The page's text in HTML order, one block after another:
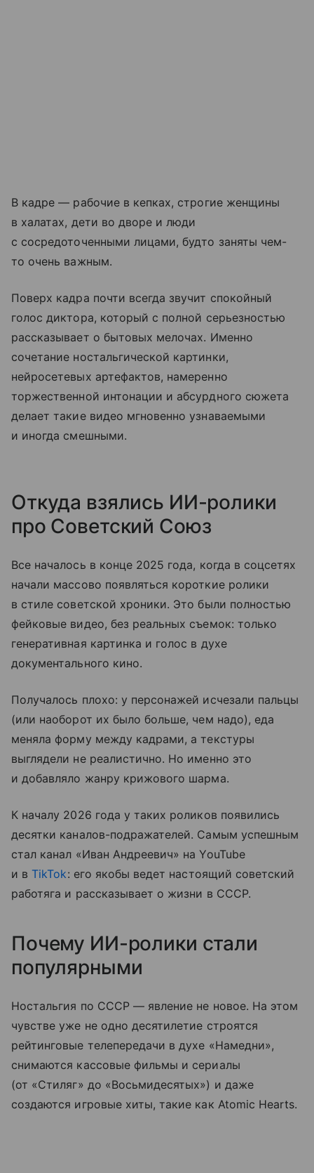
В кадре — рабочие в кепках, строгие женщины
в халатах, дети во дворе и люди
с сосредоточенными лицами, будто заняты чем-
то очень важным.
Поверх кадра почти всегда звучит спокойный
голос диктора, который с полной серьезностью
рассказывает о бытовых мелочах. Именно
сочетание ностальгической картинки,
нейросетевых артефактов, намеренно
торжественной интонации и абсурдного сюжета
делает такие видео мгновенно узнаваемыми
и иногда смешными.
Откуда взялись ИИ-ролики
про Советский Союз
Все началось в конце 2025 года, когда в соцсетях
начали массово появляться короткие ролики
в стиле советской хроники. Это были полностью
фейковые видео, без реальных съемок: только
генеративная картинка и голос в духе
документального кино.
Получалось плохо: у персонажей исчезали пальцы
(или наоборот их было больше, чем надо), еда
меняла форму между кадрами, а текстуры
выглядели не реалистично. Но именно это
и добавляло жанру крижового шарма.
К началу 2026 года у таких роликов появились
десятки каналов-подражателей. Самым успешным
стал канал «Иван Андреевич» на YouTube
и в TikTok: его якобы ведет настоящий советский
работяга и рассказывает о жизни в СССР.
Почему ИИ-ролики стали
популярными
Ностальгия по СССР — явление не новое. На этом
чувстве уже не одно десятилетие строятся
рейтинговые телепередачи в духе «Намедни»,
снимаются кассовые фильмы и сериалы
(от «Стиляг» до «Восьмидесятых») и даже
создаются игровые хиты, такие как Atomic Hearts.